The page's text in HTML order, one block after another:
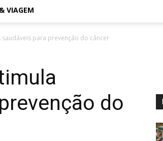
VIAGEM
para prevenção do câncer
do